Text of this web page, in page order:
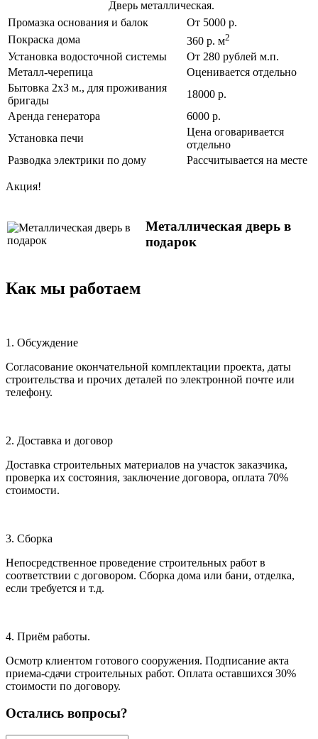
Дверь металлическая.
Промазка основания и балок
От 5000 р.
Покраска дома
360 р. м2
Установка водосточной системы
От 280 рублей м.п.
Металл-черепица
Оценивается отдельно
Бытовка 2х3 м., для проживания
бригады
18000 р.
Аренда генератора
6000 р.
Установка печи
Цена оговаривается
отдельно
Разводка электрики по дому
Рассчитывается на месте
Акция!
Металлическая дверь в
подарок
Как мы работаем
1. Обсуждение
Согласование окончательной комплектации проекта, даты
строительства и прочих деталей по электронной почте или
телефону.
2. Доставка и договор
Доставка строительных материалов на участок заказчика,
проверка их состояния, заключение договора, оплата 70%
стоимости.
3. Сборка
Непосредственное проведение строительных работ в
соответствии с договором. Сборка дома или бани, отделка,
если требуется и т.д.
4. Приём работы.
Осмотр клиентом готового сооружения. Подписание акта
приема-сдачи строительных работ. Оплата оставшихся 30%
стоимости по договору.
Остались вопросы?